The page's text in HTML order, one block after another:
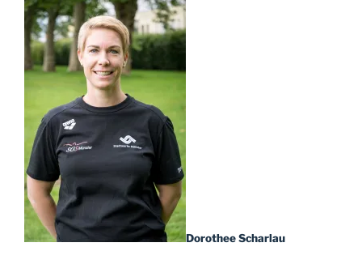
Dorothee Scharlau